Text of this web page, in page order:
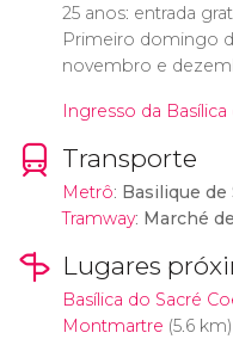
25 anos: entrada
Primeiro domingo
novembro e
Ingresso da
Transporte
Metrô: Basilique
Tramway: Marché
Lugares
Basílica do Sacré
Montmartre (5.6 km)